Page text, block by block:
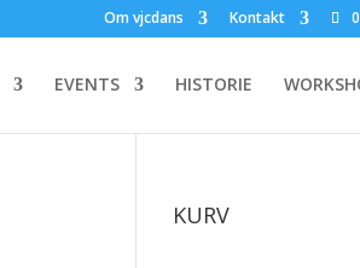
Om vjcdans Kontakt
EVENTS HISTORIE
KURV